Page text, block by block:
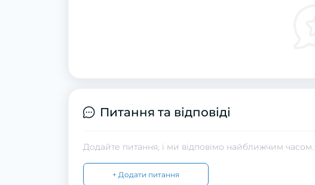
Питання та відповіді
Додайте питання, і ми відповімо найближчим часом.
+ Додати питання